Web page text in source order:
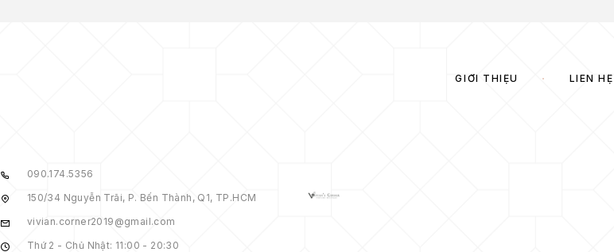
GIỚI THIỆU LIÊN HỆ
090.174.5356
150/34 Nguyễn Trãi, P. Bến Thành, Q1, TP.HCM
vivian.corner2019@gmail.com
Thứ 2 - Chủ Nhật: 11:00 - 20:30